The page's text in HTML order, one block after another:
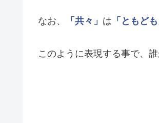
なお、 「共々」 は 「ともども
このように表現する事で、